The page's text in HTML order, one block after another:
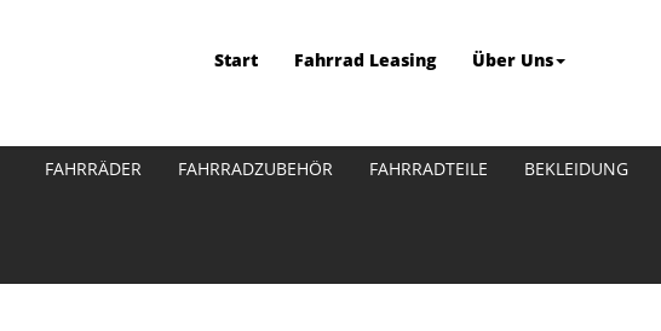
Start Fahrrad Leasing Über Uns
FAHRRÄDER FAHRRADZUBEHÖR FAHRRADTEILE BEKLEIDUNG